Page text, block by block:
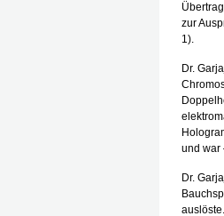
zur
1).
Dr.
und war
Dr.